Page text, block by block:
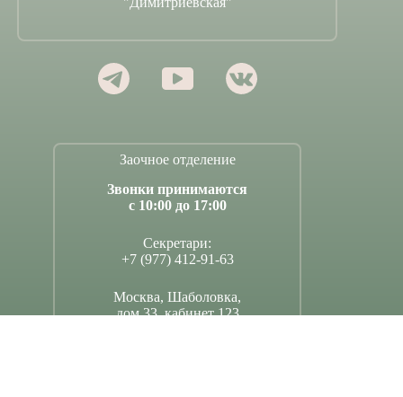
Заочное отделение
Звонки принимаются
с 10:00 до 17:00
Секретари:
+7 (977) 412-91-63
Москва, Шаболовка,
дом 33, кабинет 123